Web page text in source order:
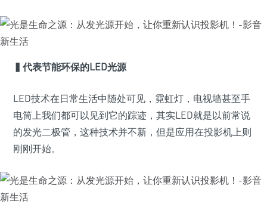
▍ 代表节能环保的LED光源
LED技术在日常生活中随处可见，霓虹灯，电视墙甚至手
电筒上我们都可以见到它的踪迹，其实LED就是以前常说
的发光二极管，这种技术并不新，但是应用在投影机上则
刚刚开始。